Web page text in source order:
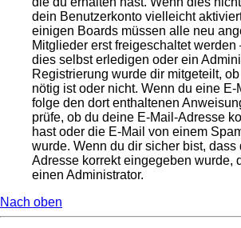
dein Benutzerkonto vielleicht
einigen Boards müssen alle neu
Mitglieder erst freigeschaltet werden
dies selbst erledigen oder ein
Registrierung wurde dir mitgeteilt,
nötig ist oder nicht. Wenn du eine E-
folge den dort enthaltenen
prüfe, ob du deine E-Mail-Adresse
hast oder die E-Mail von einem
wurde. Wenn du dir sicher bist, dass
Adresse korrekt eingegeben wurde,
einen Administrator.
Nach oben